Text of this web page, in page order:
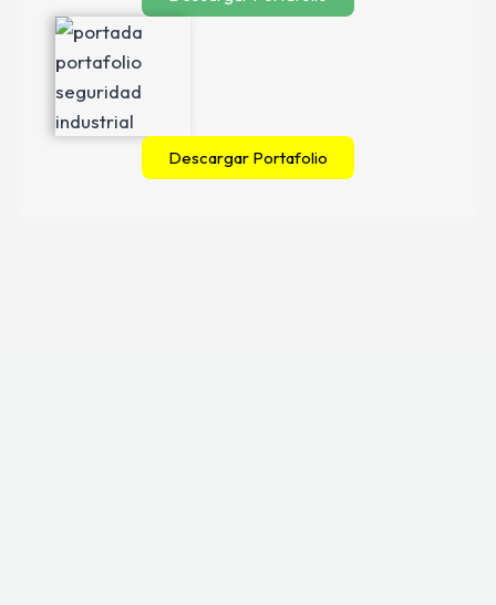
Descargar Portafolio